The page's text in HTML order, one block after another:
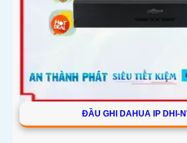
ĐẦU GHI DAHUA IP DHI-